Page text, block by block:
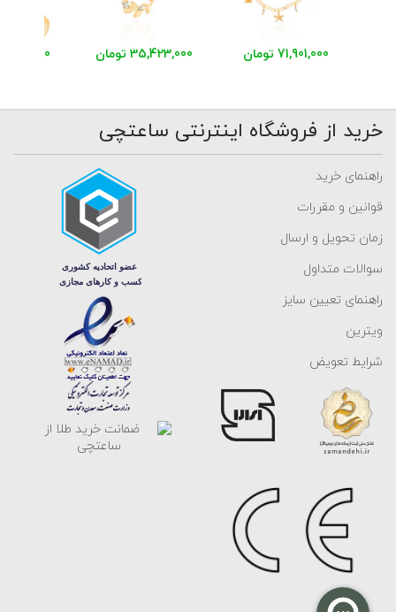
71,901,000 تومان 35,423,000 تومان 48,959,000
خرید از فروشگاه اینترنتی ساعتچی
راهنمای خرید
قوانین و مقررات
زمان تحویل و ارسال
سوالات متداول
راهنمای تعیین سایز
ویترین
شرایط تعویض